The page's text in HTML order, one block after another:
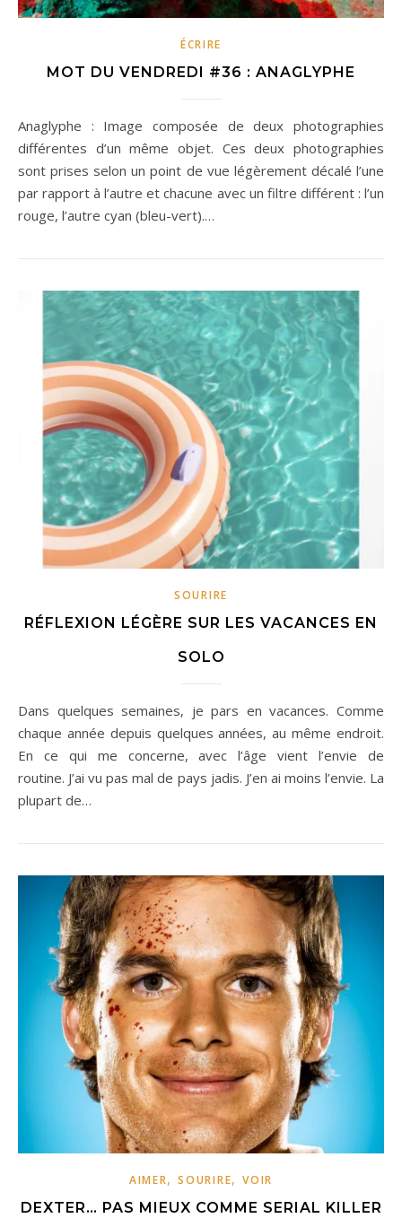
ÉCRIRE
MOT DU VENDREDI #36 : ANAGLYPHE
Anaglyphe : Image composée de deux photographies
différentes d’un même objet. Ces deux photographies
sont prises selon un point de vue légèrement décalé l’une
par rapport à l’autre et chacune avec un filtre différent : l’un
rouge, l’autre cyan (bleu-vert).…
SOURIRE
RÉFLEXION LÉGÈRE SUR LES VACANCES EN
SOLO
Dans quelques semaines, je pars en vacances. Comme
chaque année depuis quelques années, au même endroit.
En ce qui me concerne, avec l’âge vient l’envie de
routine. J’ai vu pas mal de pays jadis. J’en ai moins l’envie. La
plupart de…
AIMER,SOURIRE,VOIR
DEXTER… PAS MIEUX COMME SERIAL KILLER